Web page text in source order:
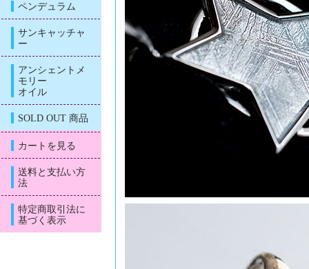
ペンデュラム
サンキャッチャ
ー
アンシェントメ
モリー
オイル
SOLD OUT 商品
カートを見る
送料と支払い方
法
特定商取引法に
基づく表示